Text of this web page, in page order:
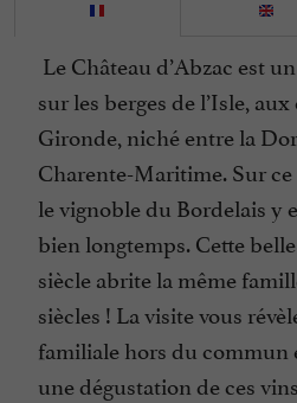
Le Château d’Abzac est
sur les berges de l’Isle,
Gironde, niché entre la
Charente-Maritime. Sur
le vignoble du Bordelais y
bien longtemps. Cette
siècle abrite la même
siècles ! La visite vous
familiale hors du commun
une dégustation de ces